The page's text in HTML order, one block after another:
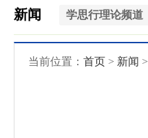
新闻 学思行理论频道
当前位置： 首页 > 新闻 >